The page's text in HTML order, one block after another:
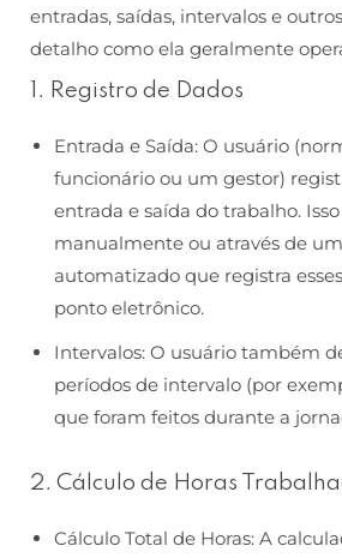
entradas, saídas, intervalos e
detalho como ela geralmente
1. Registro de Dados
Entrada e Saída: O usuário
funcionário ou um gestor)
entrada e saída do trabalho.
manualmente ou através de
automatizado que registra
ponto eletrônico.
Intervalos: O usuário também
períodos de intervalo (por
que foram feitos durante a
2. Cálculo de Horas
Cálculo Total de Horas: A